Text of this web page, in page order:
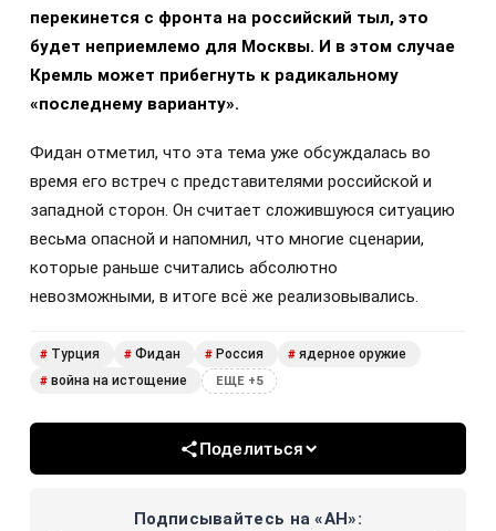
перекинется с фронта на российский тыл, это
будет неприемлемо для Москвы. И в этом случае
Кремль может прибегнуть к радикальному
«последнему варианту».
Фидан отметил, что эта тема уже обсуждалась во
время его встреч с представителями российской и
западной сторон. Он считает сложившуюся ситуацию
весьма опасной и напомнил, что многие сценарии,
которые раньше считались абсолютно
невозможными, в итоге всё же реализовывались.
# Турция # Фидан # Россия # ядерное оружие
# война на истощение ЕЩЕ +5
Поделиться
Подписывайтесь на «АН»: